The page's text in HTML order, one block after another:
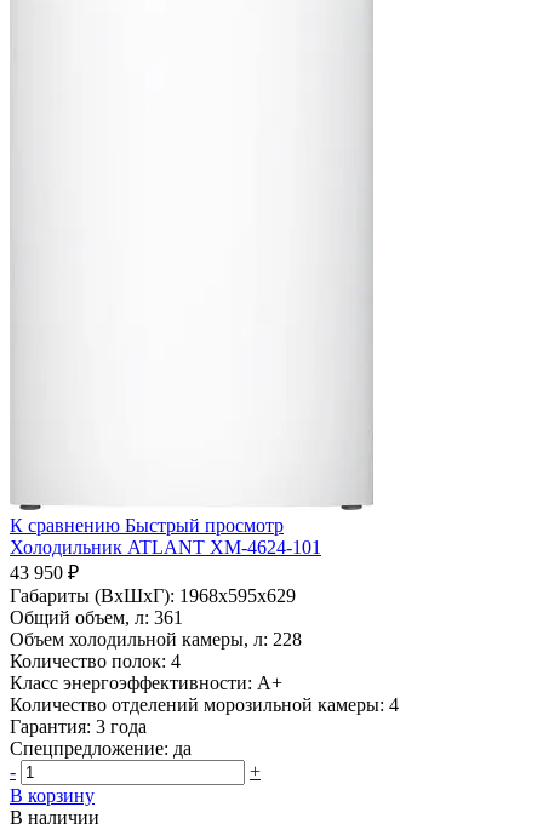
К сравнению Быстрый просмотр
Холодильник ATLANT ХМ-4624-101
43 950 ₽
Габариты (ВхШхГ): 1968x595x629
Общий объем, л: 361
Объем холодильной камеры, л: 228
Количество полок: 4
Класс энергоэффективности: A+
Количество отделений морозильной камеры: 4
Гарантия: 3 года
Спецпредложение: да
-
+
В корзину
В наличии